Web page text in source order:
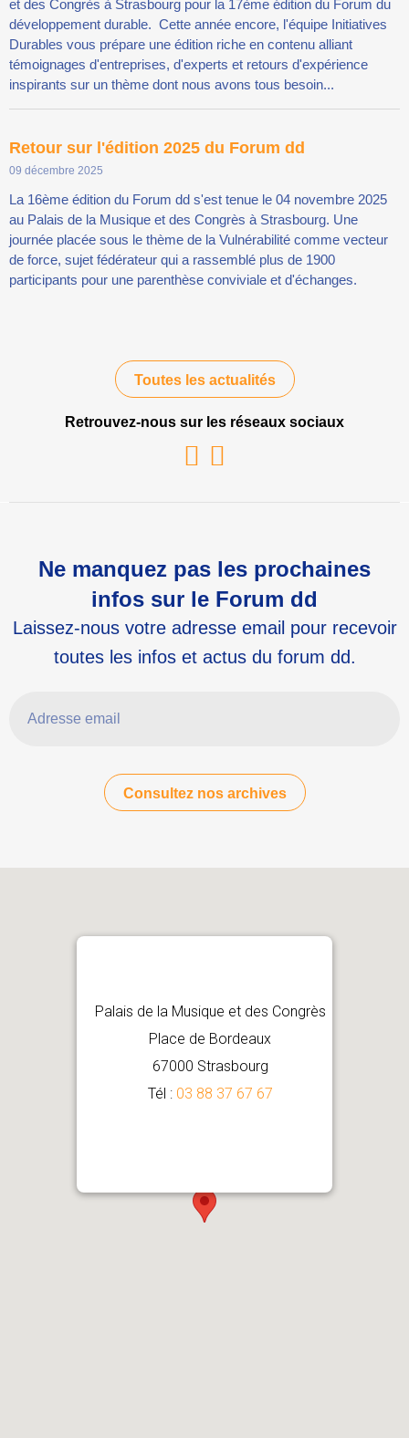
et des Congrès à Strasbourg pour la 17ème édition du Forum du
développement durable. Cette année encore, l'équipe Initiatives
Durables vous prépare une édition riche en contenu alliant
témoignages d'entreprises, d'experts et retours d'expérience
inspirants sur un thème dont nous avons tous besoin...
Retour sur l'édition 2025 du Forum dd
09 décembre 2025
La 16ème édition du Forum dd s'est tenue le 04 novembre 2025
au Palais de la Musique et des Congrès à Strasbourg. Une
journée placée sous le thème de la Vulnérabilité comme vecteur
de force, sujet fédérateur qui a rassemblé plus de 1900
participants pour une parenthèse conviviale et d'échanges.
Toutes les actualités
Retrouvez-nous sur les réseaux sociaux
Ne manquez pas les prochaines
infos sur le Forum dd
Laissez-nous votre adresse email pour recevoir
toutes les infos et actus du forum dd.
Consultez nos archives
Palais de la Musique et des Congrès
Place de Bordeaux
67000 Strasbourg
Tél : 03 88 37 67 67